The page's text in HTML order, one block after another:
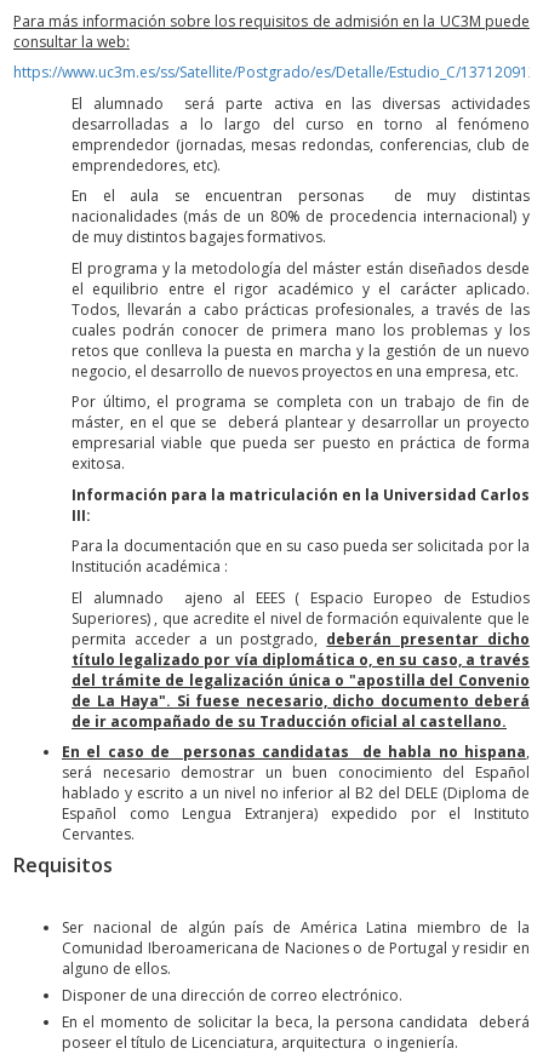
Para más información sobre los requisitos de admisión en la UC3M puede
consultar la web:
https://www.uc3m.es/ss/Satellite/Postgrado/es/Detalle/Estudio_C/
El alumnado será parte activa en las diversas actividades
desarrolladas a lo largo del curso en torno al fenómeno
emprendedor (jornadas, mesas redondas, conferencias, club de
emprendedores, etc).
En el aula se encuentran personas de muy distintas
nacionalidades (más de un 80% de procedencia internacional) y
de muy distintos bagajes formativos.
El programa y la metodología del máster están diseñados desde
el equilibrio entre el rigor académico y el carácter aplicado.
Todos, llevarán a cabo prácticas profesionales, a través de las
cuales podrán conocer de primera mano los problemas y los
retos que conlleva la puesta en marcha y la gestión de un nuevo
negocio, el desarrollo de nuevos proyectos en una empresa, etc.
Por último, el programa se completa con un trabajo de fin de
máster, en el que se deberá plantear y desarrollar un proyecto
empresarial viable que pueda ser puesto en práctica de forma
exitosa.
Información para la matriculación en la Universidad Carlos
III:
Para la documentación que en su caso pueda ser solicitada por la
Institución académica :
El alumnado ajeno al EEES ( Espacio Europeo de Estudios
Superiores) , que acredite el nivel de formación equivalente que le
permita acceder a un postgrado, deberán presentar dicho
título legalizado por vía diplomática o, en su caso, a través
del trámite de legalización única o "apostilla del Convenio
de La Haya". Si fuese necesario, dicho documento deberá
de ir acompañado de su Traducción oficial al castellano.
En el caso de personas candidatas de habla no hispana,
será necesario demostrar un buen conocimiento del Español
hablado y escrito a un nivel no inferior al B2 del DELE (Diploma de
Español como Lengua Extranjera) expedido por el Instituto
Cervantes.
Requisitos
Ser nacional de algún país de América Latina miembro de la
Comunidad Iberoamericana de Naciones o de Portugal y residir en
alguno de ellos.
Disponer de una dirección de correo electrónico.
En el momento de solicitar la beca, la persona candidata deberá
poseer el título de Licenciatura, arquitectura o ingeniería.